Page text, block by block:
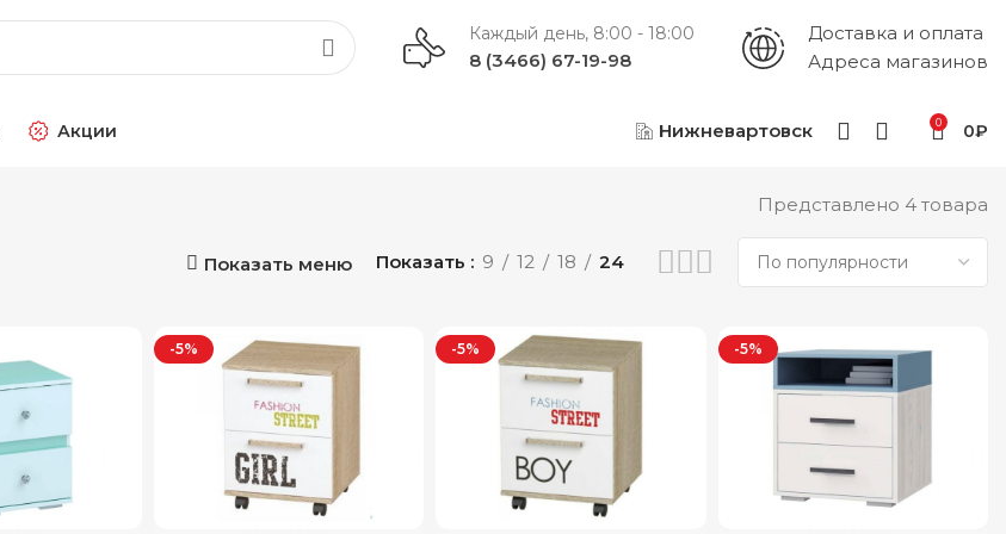
Каждый день, 8:00 - 18:00
8 (3466) 67-19-98
Доставка и оплата
Адреса магазинов
Акции Нижневартовск 0 0₽
Представлено 4 товара
Показать меню Показать 9 12 18 24
-5% -5% -5%